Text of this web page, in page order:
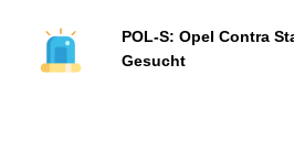
POL-S: Opel Contra
Gesucht